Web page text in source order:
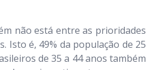
não está entre as prioridades
Isto é, 49% da população de 25
de 35 a 44 anos também